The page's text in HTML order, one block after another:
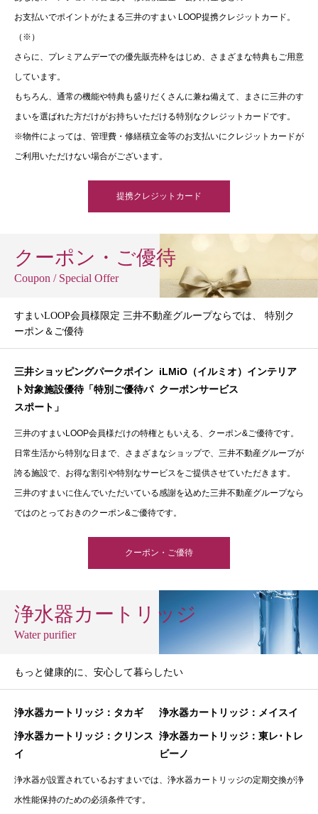
お支払いでポイントがたまる三井のすまい LOOP提携クレジットカード。
（※）
さらに、プレミアムデーでの優先販売枠をはじめ、さまざまな特典もご用意
しています。
もちろん、通常の機能や特典も盛りだくさんに兼ね備えて、まさに三井のす
まいを選ばれた方だけがお持ちいただける特別なクレジットカードです。
※物件によっては、管理費・修繕積立金等のお支払いにクレジットカードが
ご利用いただけない場合がございます。
提携クレジットカード
クーポン・ご優待
Coupon / Special Offer
すまいLOOP会員様限定 三井不動産グループならでは、 特別ク
ーポン＆ご優待
三井ショッピングパークポイン
ト対象施設優待「特別ご優待パ
スポート」
iLMiO（イルミオ）インテリア
クーポンサービス
三井のすまいLOOP会員様だけの特権ともいえる、クーポン&ご優待です。
日常生活から特別な日まで、さまざまなショップで、三井不動産グループが
誇る施設で、お得な割引や特別なサービスをご提供させていただきます。
三井のすまいに住んでいただいている感謝を込めた三井不動産グループなら
ではのとっておきのクーポン&ご優待です。
クーポン・ご優待
浄水器カートリッジ
Water purifier
もっと健康的に、安心して暮らしたい
浄水器カートリッジ：タカギ 浄水器カートリッジ：メイスイ
浄水器カートリッジ：クリンス
イ
浄水器カートリッジ：東レ･トレ
ビーノ
浄水器が設置されているおすまいでは、浄水器カートリッジの定期交換が浄
水性能保持のための必須条件です。